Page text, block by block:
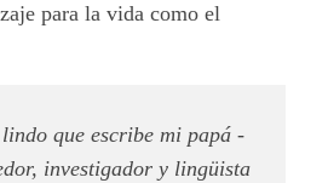
para la vida como el
que escribe mi papá -
investigador y lingüista